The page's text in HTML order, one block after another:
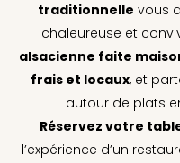
traditionnelle vous
chaleureuse et
alsacienne faite
frais et locaux, et
autour de plats
Réservez votre
l’expérience d’un